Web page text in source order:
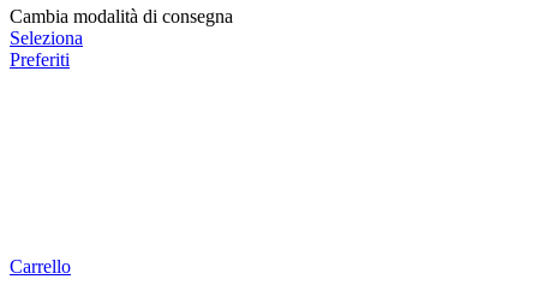
Cambia modalità di consegna
Seleziona
Preferiti
Carrello